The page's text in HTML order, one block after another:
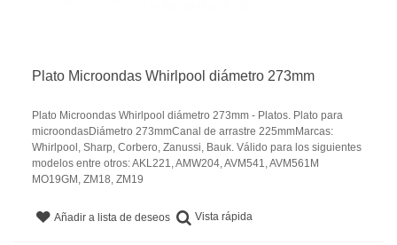
Plato Microondas Whirlpool diámetro 273mm
Plato Microondas Whirlpool diámetro 273mm - Platos. Plato para
microondasDiámetro 273mmCanal de arrastre 225mmMarcas:
Whirlpool, Sharp, Corbero, Zanussi, Bauk. Válido para los siguientes
modelos entre otros: AKL221, AMW204, AVM541, AVM561M
MO19GM, ZM18, ZM19
Añadir a lista de deseos Vista rápida